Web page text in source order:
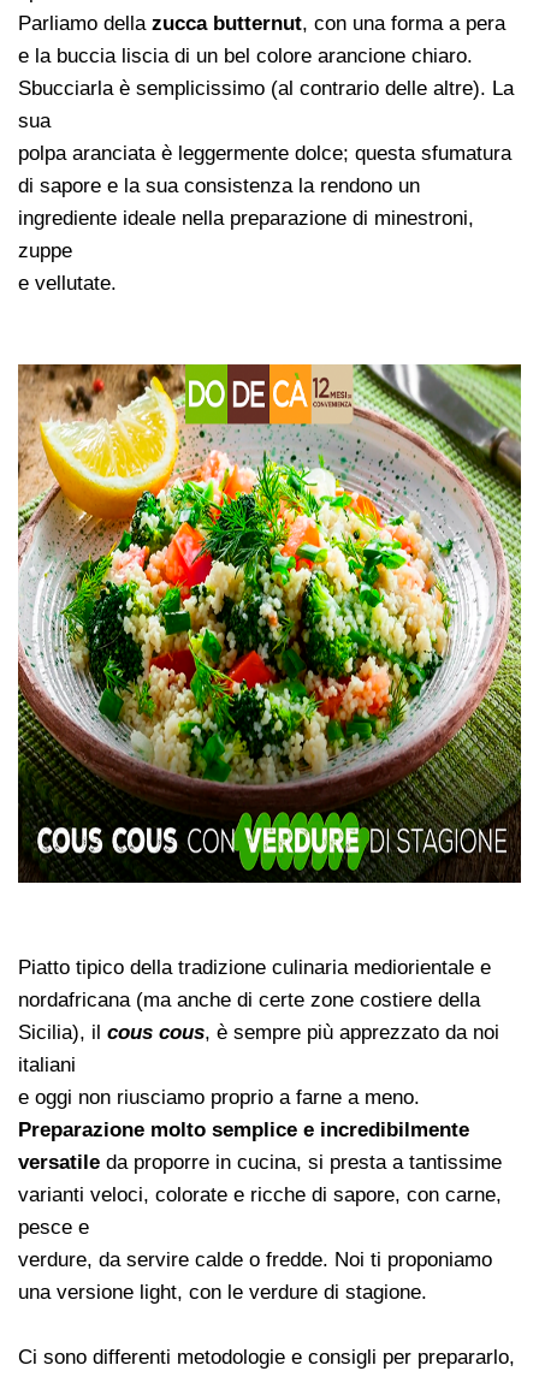
Parliamo della zucca butternut, con una forma a pera
e la buccia liscia di un bel colore arancione chiaro.
Sbucciarla è semplicissimo (al contrario delle altre). La
sua
polpa aranciata è leggermente dolce; questa sfumatura
di sapore e la sua consistenza la rendono un
ingrediente ideale nella preparazione di minestroni,
zuppe
e vellutate.
Piatto tipico della tradizione culinaria mediorientale e
nordafricana (ma anche di certe zone costiere della
Sicilia), il cous cous, è sempre più apprezzato da noi
italiani
e oggi non riusciamo proprio a farne a meno.
Preparazione molto semplice e incredibilmente
versatile da proporre in cucina, si presta a tantissime
varianti veloci, colorate e ricche di sapore, con carne,
pesce e
verdure, da servire calde o fredde. Noi ti proponiamo
una versione light, con le verdure di stagione.
Ci sono differenti metodologie e consigli per prepararlo,